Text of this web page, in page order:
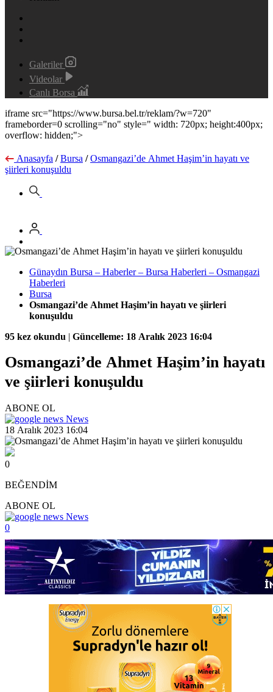
Galeriler
Videolar
Canlı Borsa
iframe src="https://www.bursa.bel.tr/reklam/?w=720"
frameborder=0 scrolling="no" style=" width: 720px; height:400px;
overflow: hidden;">
Anasayfa / Bursa / Osmangazi’de Ahmet Haşim’in hayatı ve
şiirleri konuşuldu
Günaydın Bursa – Haberler – Bursa Haberleri – Osmangazi
Haberleri
Bursa
Osmangazi’de Ahmet Haşim’in hayatı ve şiirleri
konuşuldu
95 kez okundu | Güncelleme: 18 Aralık 2023 16:04
Osmangazi’de Ahmet Haşim’in hayatı
ve şiirleri konuşuldu
ABONE OL
News
18 Aralık 2023 16:04
0
BEĞENDİM
ABONE OL
News
0